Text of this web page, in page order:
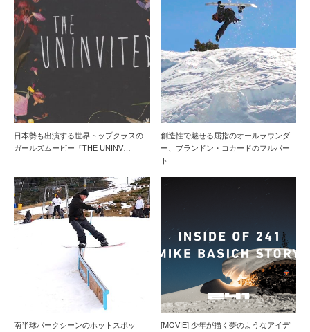
日本勢も出演する世界トップクラスの
ガールズムービー『THE UNINV…
創造性で魅せる屈指のオールラウンダ
ー、ブランドン・コカードのフルパー
ト…
南半球パークシーンのホットスポッ
[MOVIE] 少年が描く夢のようなアイデ